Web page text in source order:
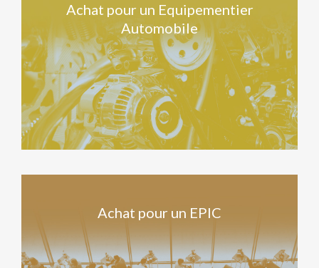
Achat pour un Equipementier
Automobile
Achat pour un EPIC